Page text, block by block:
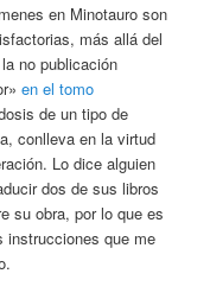
en Minotauro son
más allá del
no publicación
en el tomo
de un tipo de
conlleva en la virtud
Lo dice alguien
dos de sus libros
su obra, por lo que es
instrucciones que me